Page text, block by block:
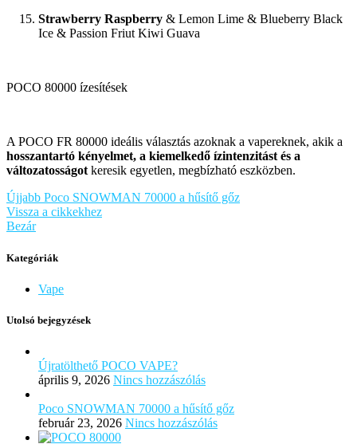
Strawberry Raspberry & Lemon Lime & Blueberry Black
Ice & Passion Friut Kiwi Guava
POCO 80000 ízesítések
A POCO FR 80000 ideális választás azoknak a vapereknek, akik a
hosszantartó kényelmet, a kiemelkedő ízintenzitást és a
változatosságot keresik egyetlen, megbízható eszközben.
Újjabb Poco SNOWMAN 70000 a hűsítő gőz
Vissza a cikkekhez
Bezár
Kategóriák
Vape
Utolsó bejegyzések
Újratölthető POCO VAPE?
április 9, 2026 Nincs hozzászólás
Poco SNOWMAN 70000 a hűsítő gőz
február 23, 2026 Nincs hozzászólás